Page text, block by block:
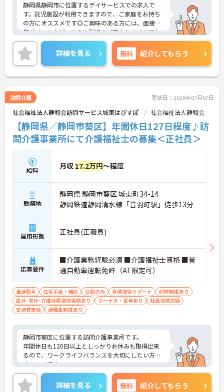
静岡県静岡市に位置するデイサービスでの求人で
す。託児施設が利用できますので、ご家庭をお持ち
の方にオススメです◎ご興味のある方には、面接対
策ポイントなど、さらに詳細をご案内しますのでお
気軽にご相談ください！
詳細を見る 無料 紹介してもらう
訪問介護 更新日：2026年07月07日
社会福祉法人静和会訪問サービス城東はぴすぽ 社会福祉法人静和会
【静岡県／静岡市葵区】年間休日127日程度♪訪
問介護事業所にて介護福祉士の募集＜正社員＞
給料 月収 17.2万円～程度
勤務地
静岡県 静岡市葵区 城東町34-14
静岡鉄道静岡清水線「音羽町駅」徒歩13分
雇用形態 正社員(正職員)
応募要件
■介護業務経験必須 ■介護福祉士資格 ■普
通自動車運転免許（AT限定可）
車通勤可 住宅手当・補助 日勤のみ 資格取得サポート
研修制度あり
産休･育休･介護休暇取得実績あり
ボーナス・賞与あり
社会保険完備
交通費支給
退職金制度あり
静岡市葵区に位置する訪問介護事業所です。
年間休日も120日以上としっかりお休みも取得出来
るので、ワークライフバランスを大切にしたい方に
オススメです。
お持ちの資格や経験を活かして、転職後即戦力とし
て活躍できる環境があります。
詳細を見る 無料 紹介してもらう